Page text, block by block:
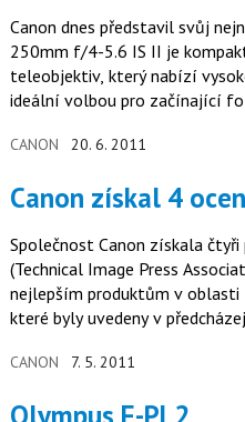
Canon dnes představil svůj
250mm f/4-5.6 IS II je
teleobjektiv, který nabízí
ideální volbou pro začínající
CANON 20. 6. 2011
Canon získal 4
Společnost Canon získala
(Technical Image Press
nejlepším produktům v
které byly uvedeny v
CANON 7. 5. 2011